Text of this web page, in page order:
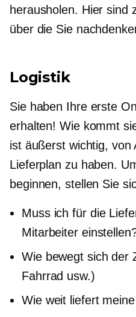
herausholen. Hier sind
über die Sie
Logistik
Sie haben Ihre erste
erhalten! Wie kommt
ist äußerst wichtig, von
Lieferplan zu haben.
beginnen, stellen Sie
Muss ich für die
Mitarbeiter
Wie bewegt sich der
Fahrrad usw.)
Wie weit liefert